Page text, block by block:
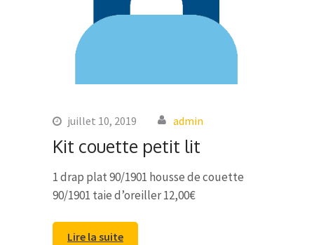
juillet 10, 2019 admin
Kit couette petit lit
1 drap plat 90/1901 housse de couette
90/1901 taie d’oreiller 12,00€
Lire la suite